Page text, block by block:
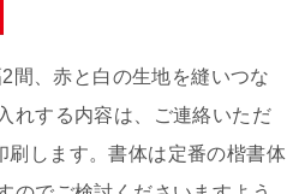
間、赤と白の生地を縫いつな
れする内容は、ご連絡いただ
します。書体は定番の楷書体